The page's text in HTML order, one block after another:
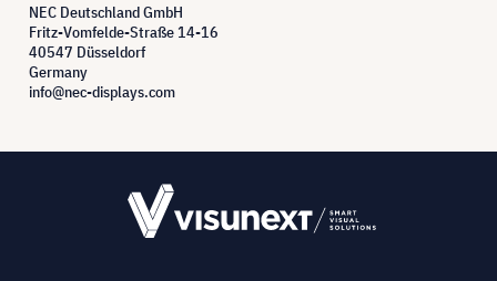
NEC Deutschland GmbH
Fritz-Vomfelde-Straße 14-16
40547 Düsseldorf
Germany
info@nec-displays.com